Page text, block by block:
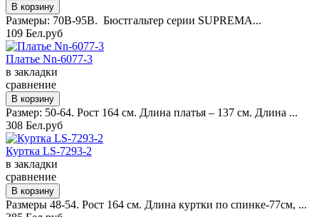
Размеры: 70B-95B. Бюстгальтер серии SUPREMA...
109 Бел.руб
Платье Nn-6077-3
в закладки
сравнение
Размер: 50-64. Рост 164 см. Длина платья – 137 см. Длина ...
308 Бел.руб
Куртка LS-7293-2
в закладки
сравнение
Размеры 48-54. Рост 164 см. Длина куртки по спинке-77см, ...